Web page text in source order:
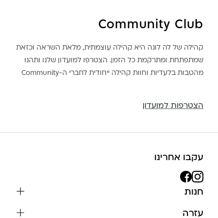
Community Club
קהילה של לה לונה היא קהילה עוצמתית, מלאת השראה וכזאת
שמתפתחת ומתרקמת כל הזמן. הצטרפו למועדון שלנו ותהנו
מהטבות בלעדיות וחוות קהילה ייחודית לחברי ה-Community
הצטרפות למועדון
עקבו אחרינו
חנות
עזרה